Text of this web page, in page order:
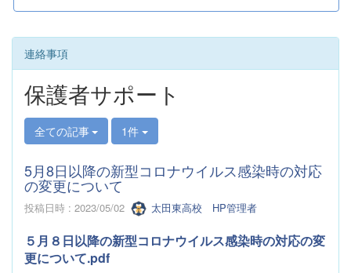
連絡事項
保護者サポート
全ての記事 1件
5月8日以降の新型コロナウイルス感染時の対応
の変更について
投稿日時 : 2023/05/02 太田東高校 HP管理者
５月８日以降の新型コロナウイルス感染時の対応の変
更について.pdf